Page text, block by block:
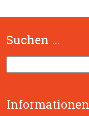
Suchen …
u
e
n
Informationen